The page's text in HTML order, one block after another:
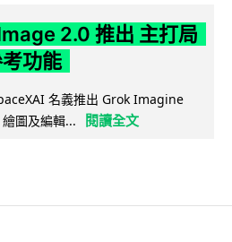
2.0 推出 主打局
功能
名義推出 Grok Imagine
圖及編輯...
閱讀全文